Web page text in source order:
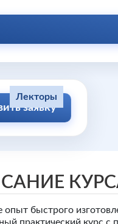
Лекторы
заявку
опыт быстрого